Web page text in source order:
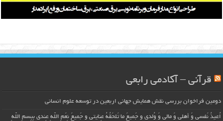
قرآنی – آکادمی رابعی
دومین فراخوان بررسی نقش همایش جهانی اربعین در توسعه علوم انسانی
اُعیذُ نَفسی وَ أهلی وَ مالی وَ وُلدی و جَمیعَ ما تَلحَقُهُ عِنایتی و جَمیعَ نِعَمِ اللّهِ عِندی بِبِسمِ اللّهِ